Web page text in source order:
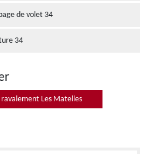
de volet 34
34
Les Matelles